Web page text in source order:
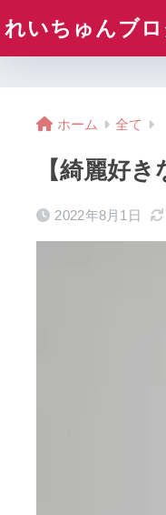
れいちゅんブ
ホーム 全て
【綺麗好
2022年8月1日